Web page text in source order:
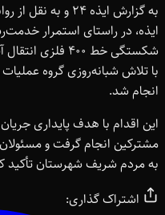
به گزارش ایذه ۲۴
ایذه، در راستای استمرار
شکستگی خط ۴۰۰
با تلاش شبانه‌روزی گروه
انجام شد.
این اقدام با هدف پایداری
مشترکین انجام گرفت و
به مردم شریف شهرستان تأکید
اشتراک گذاری: